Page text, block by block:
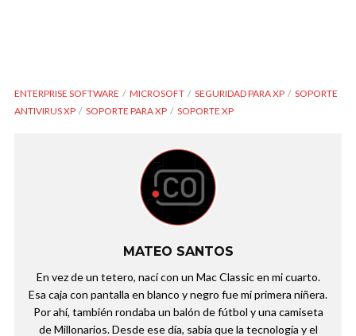
ENTERPRISE SOFTWARE MICROSOFT SEGURIDAD PARA XP
SOPORTE
ANTIVIRUS XP
SOPORTE PARA XP SOPORTE XP
MATEO SANTOS
En vez de un tetero, nací con un Mac Classic en mi cuarto.
Esa caja con pantalla en blanco y negro fue mi primera niñera.
Por ahí, también rondaba un balón de fútbol y una camiseta
de Millonarios. Desde ese día, sabía que la tecnología y el